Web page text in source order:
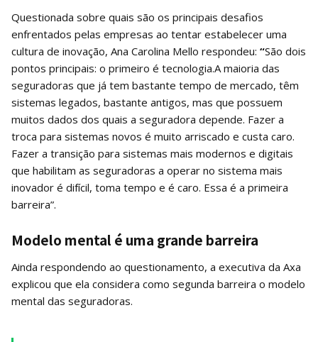
Questionada sobre quais são os principais desafios
enfrentados pelas empresas ao tentar estabelecer uma
cultura de inovação, Ana Carolina Mello respondeu: “São dois
pontos principais: o primeiro é tecnologia.A maioria das
seguradoras que já tem bastante tempo de mercado, têm
sistemas legados, bastante antigos, mas que possuem
muitos dados dos quais a seguradora depende. Fazer a
troca para sistemas novos é muito arriscado e custa caro.
Fazer a transição para sistemas mais modernos e digitais
que habilitam as seguradoras a operar no sistema mais
inovador é difícil, toma tempo e é caro. Essa é a primeira
barreira”.
Modelo mental é uma grande barreira
Ainda respondendo ao questionamento, a executiva da Axa
explicou que ela considera como segunda barreira o modelo
mental das seguradoras.